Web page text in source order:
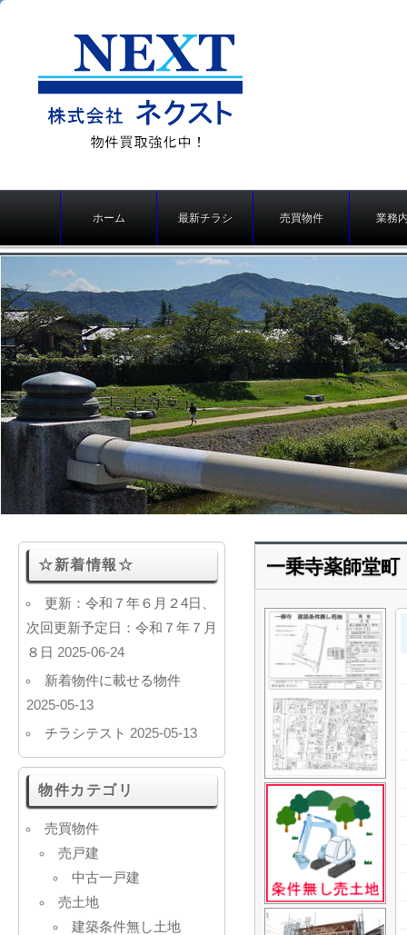
都の不動産売買、仲
介・不動産買取り）
ン
ニ
ュ
ー
ホーム 最新チラシ 売買物件 業務
一乗寺薬師堂町
☆新着情報☆
更新：令和７年６月２4日、
次回更新予定日：令和７年７月
８日 2025-06-24
新着物件に載せる物件
2025-05-13
チラシテスト 2025-05-13
物件カテゴリ
売買物件
売戸建
中古一戸建
売土地
建築条件無し土地